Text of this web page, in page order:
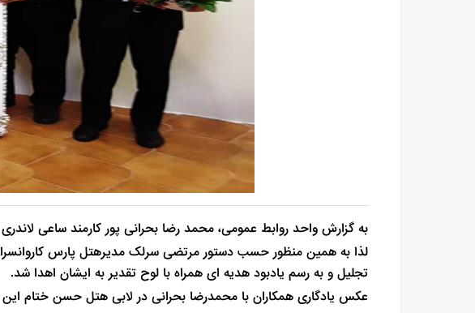
به گزارش واحد روابط عمومی، محمد رضا بحرانی پور کارمند ساعی لاندری هتل پارس کاروانسرا آبادان
لذا به همین منظور حسب دستور مرتضی سرلک مدیرهتل پارس
تجلیل و به رسم یادبود هدیه ای همراه با لوح تقدیر به ایشان اهدا شد.
عکس یادگاری همکاران با محمدرضا بحرانی در لابی هتل حسن ختام این